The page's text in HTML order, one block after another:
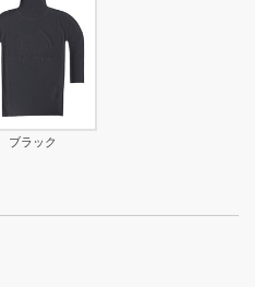
ブラック